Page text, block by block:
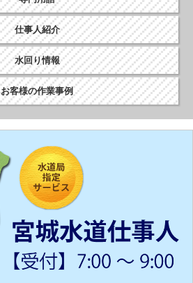
仕事人紹介
水回り情報
お客様の作業事例